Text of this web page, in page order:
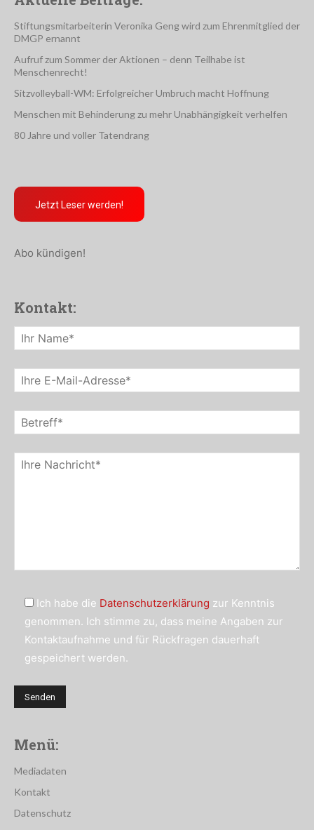
Stiftungsmitarbeiterin Veronika Geng wird zum Ehrenmitglied der
DMGP ernannt
Aufruf zum Sommer der Aktionen – denn Teilhabe ist
Menschenrecht!
Sitzvolleyball-WM: Erfolgreicher Umbruch macht Hoffnung
Menschen mit Behinderung zu mehr Unabhängigkeit verhelfen
80 Jahre und voller Tatendrang
Jetzt Leser werden!
Abo kündigen!
Kontakt:
Ich habe die Datenschutzerklärung zur Kenntnis
genommen. Ich stimme zu, dass meine Angaben zur
Kontaktaufnahme und für Rückfragen dauerhaft
gespeichert werden.
Menü:
Mediadaten
Kontakt
Datenschutz